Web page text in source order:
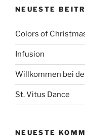
NEUESTE
Colors of
Infusion
Willkommen bei
St. Vitus Dance
NEUESTE